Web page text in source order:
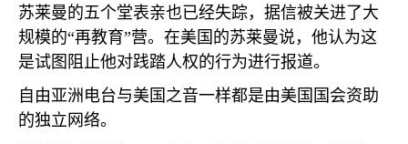
苏莱曼的五个堂表亲也已经失踪，据信被关进了大
规模的“再教育”营。在美国的苏莱曼说，他认为这
是试图阻止他对践踏人权的行为进行报道。
自由亚洲电台与美国之音一样都是由美国国会资助
的独立网络。